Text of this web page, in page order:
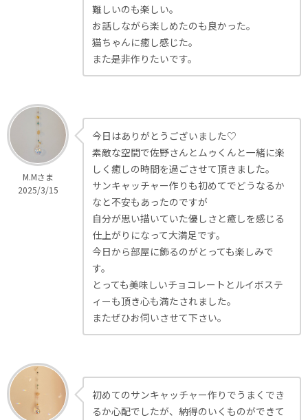
難しいのも楽しい。
お話しながら楽しめたのも良かった。
猫ちゃんに癒し感じた。
また是非作りたいです。
M.Mさま
2025/3/15
今日はありがとうございました♡
素敵な空間で佐野さんとムゥくんと一緒に楽
しく癒しの時間を過ごさせて頂きました。
サンキャッチャー作りも初めてでどうなるか
なと不安もあったのですが
自分が思い描いていた優しさと癒しを感じる
仕上がりになって大満足です。
今日から部屋に飾るのがとっても楽しみで
す。
とっても美味しいチョコレートとルイボステ
ィーも頂き心も満たされました。
またぜひお伺いさせて下さい。
初めてのサンキャッチャー作りでうまくでき
るか心配でしたが、納得のいくものができて